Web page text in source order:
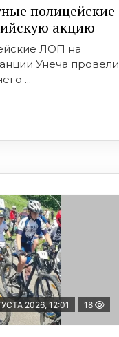
полицейские
акцию
ЛОП на
Унеча провели
...
2026, 12:01 18